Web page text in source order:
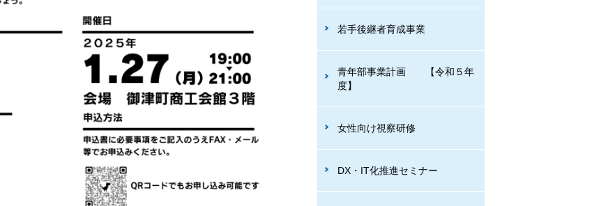
若手後継者育成事業
青年部事業計画 【令和５年
度】
女性向け視察研修
DX・IT化推進セミナー